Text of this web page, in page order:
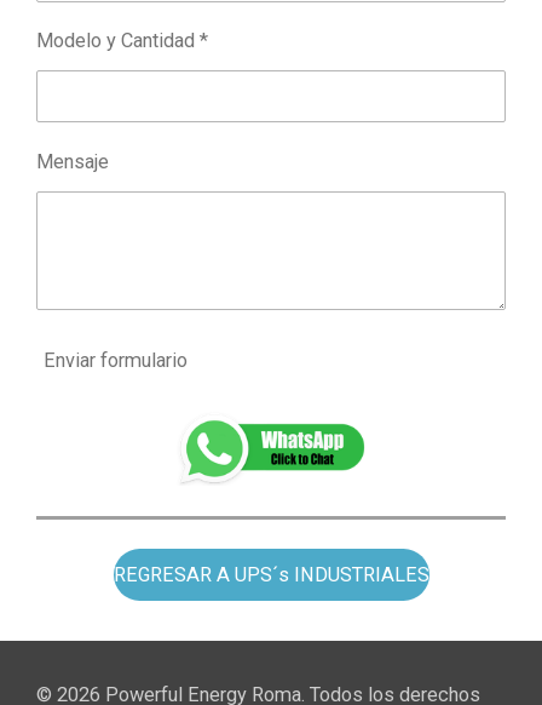
Modelo y Cantidad *
Mensaje
Enviar formulario
REGRESAR A UPS´s INDUSTRIALES
© 2026 Powerful Energy Roma. Todos los derechos